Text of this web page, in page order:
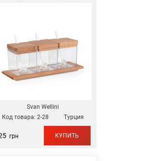
Svan Wellini
Код товара: 2-28 Турция
грн КУПИТЬ